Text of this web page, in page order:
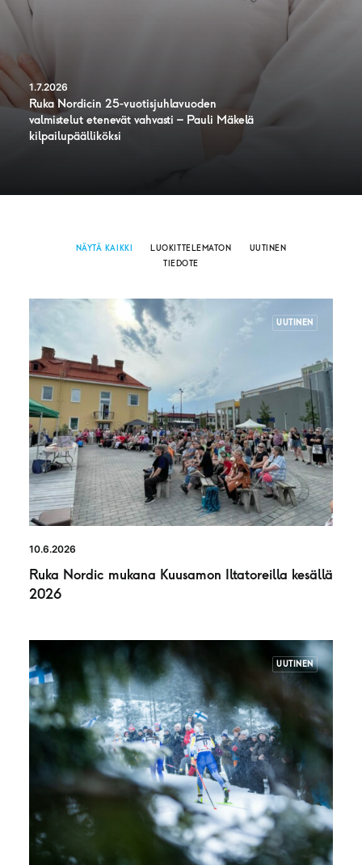
1.7.2026
Ruka Nordicin 25-vuotisjuhlavuoden
valmistelut etenevät vahvasti – Pauli Mäkelä
kilpailupäälliköksi
NÄYTÄ KAIKKI LUOKITTELEMATON
UUTINEN
TIEDOTE
UUTINEN
10.6.2026
Ruka Nordic mukana Kuusamon Iltatoreilla kesällä
2026
UUTINEN